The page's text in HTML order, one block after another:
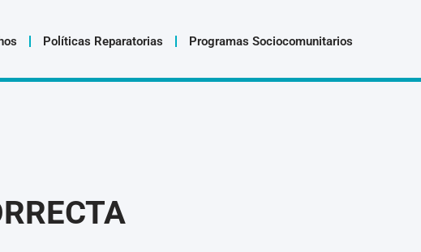
Políticas Reparatorias Programas Sociocomunitarios